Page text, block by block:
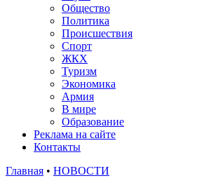
Общество
Политика
Происшествия
Спорт
ЖКХ
Туризм
Экономика
Армия
В мире
Образование
Реклама на сайте
Контакты
Главная • НОВОСТИ